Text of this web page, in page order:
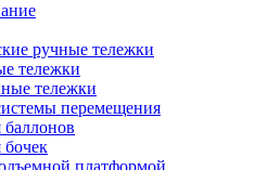
ручные тележки
тележки
тележки
перемещения
бочек
платформой